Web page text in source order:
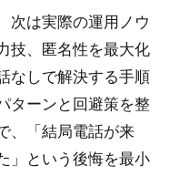
次は実際の運用ノウ
技、匿名性を最大化
なしで解決する手順
ターンと回避策を整
、「結局電話が来
」という後悔を最小